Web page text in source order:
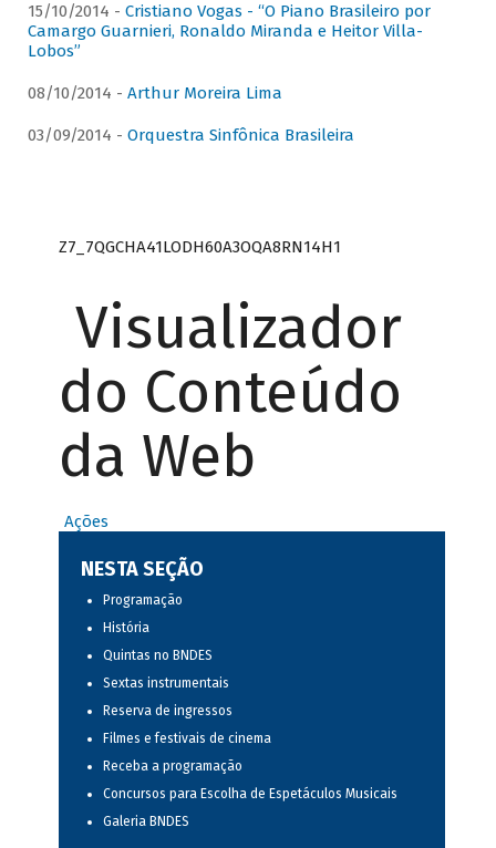
15/10/2014 - Cristiano Vogas - “O Piano Brasileiro por
Camargo Guarnieri, Ronaldo Miranda e Heitor Villa-
Lobos”
08/10/2014 - Arthur Moreira Lima
03/09/2014 - Orquestra Sinfônica Brasileira
Z7_7QGCHA41LODH60A3OQA8RN14H1
Visualizador
do Conteúdo
da Web
Ações
NESTA SEÇÃO
Programação
História
Quintas no BNDES
Sextas instrumentais
Reserva de ingressos
Filmes e festivais de cinema
Receba a programação
Concursos para Escolha de Espetáculos Musicais
Galeria BNDES